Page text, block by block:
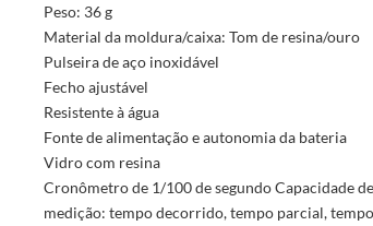
Peso: 36 g
Material da moldura/caixa: Tom de resina/ouro
Pulseira de aço inoxidável
Fecho ajustável
Resistente à água
Fonte de alimentação e autonomia da bateria
Vidro com resina
Cronômetro de 1/100 de segundo Capacidade
medição: tempo decorrido, tempo parcial,